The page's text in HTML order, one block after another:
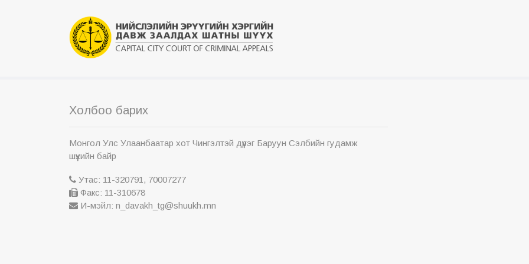
Холбоо барих
Монгол Улс Улаанбаатар хот Чингэлтэй дүүрэг Баруун Сэлбийн гудамж
шүүхийн байр
Утас: 11-320791, 70007277
Факс: 11-310678
И-мэйл: n_davakh_tg@shuukh.mn